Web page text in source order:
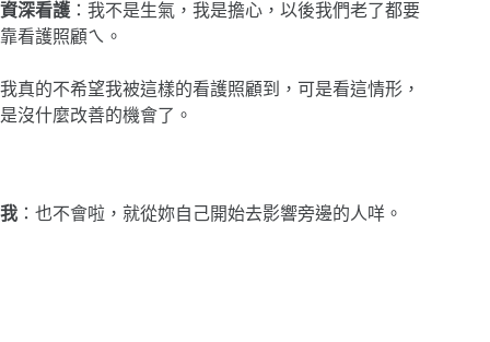
資深看護 ：我不是生氣，我是擔心，以後我們老了都要
靠看護照顧ㄟ。
我真的不希望我被這樣的看護照顧到，可是看這情形，
是沒什麼改善的機會了。
我 ：也不會啦，就從妳自己開始去影響旁邊的人咩。